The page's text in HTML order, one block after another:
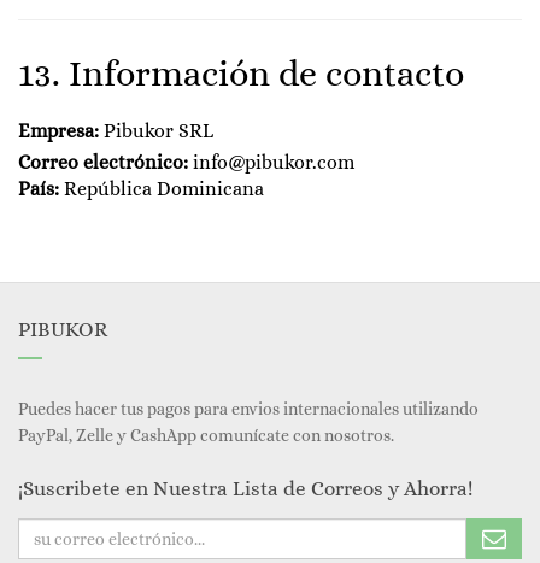
13. Información de contacto
Empresa: Pibukor SRL
Correo electrónico: info@pibukor.com
País: República Dominicana
PIBUKOR
Puedes hacer tus pagos para envios internacionales utilizando
PayPal, Zelle y CashApp comunícate con nosotros.
¡Suscribete en Nuestra Lista de Correos y Ahorra!